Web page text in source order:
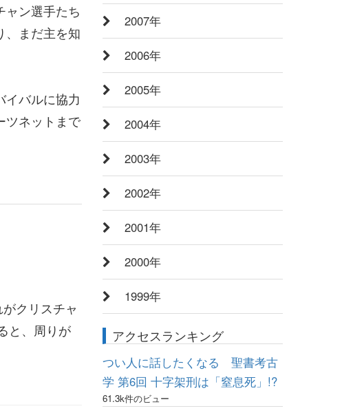
ャン選手たち
、まだ主を知
バルに協力
ツネットまで
クリスチャ
と、周りが
2007年
2006年
2005年
2004年
2003年
2002年
2001年
2000年
1999年
アクセスランキング
つい人に話したくなる 聖書考古
学 第6回 十字架刑は「窒息死」!?
61.3k件のビュー